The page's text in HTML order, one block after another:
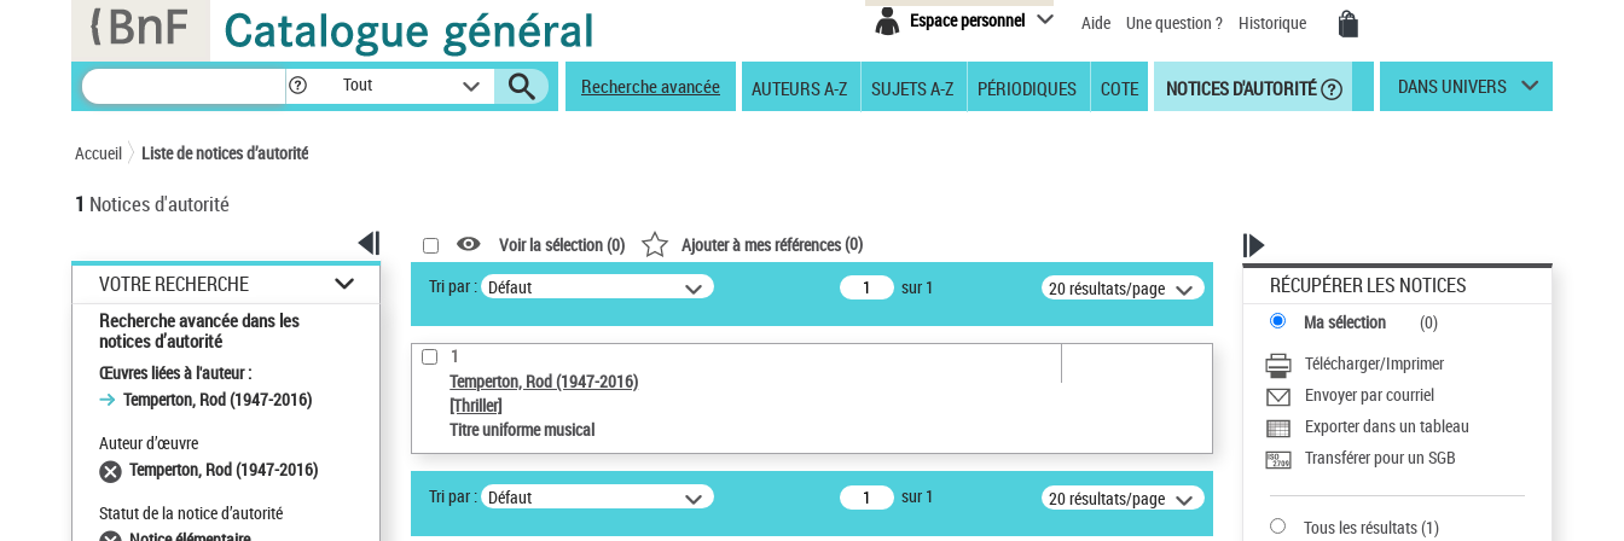
Espace personnel Aide Une question ? Historique
Tout Recherche avancée AUTEURS A-Z SUJETS A-Z PÉRIODIQUES COTE NOTICES D'AUTORITÉ DANS UNIVERS
Accueil Liste de notices d’autorité
1 Notices d'autorité
VOTRE RECHERCHE
Recherche avancée dans les
notices d’autorité
Œuvres liées à l'auteur :
Temperton, Rod (1947-2016)
Auteur d’œuvre
Temperton, Rod (1947-2016)
Statut de la notice d’autorité
Voir la sélection (0) Ajouter à mes références(0)
Tri par : Défaut sur 1 20 résultats/page
1
Temperton, Rod (1947-2016)
[Thriller]
Titre uniforme musical
Tri par : Défaut sur 1 20 résultats/page
RÉCUPÉRER LES NOTICES
Ma sélection (0)
Télécharger/Imprimer
Envoyer par courriel
Exporter dans un tableau
Transférer pour un SGB
Tous les résultats(1)
Panneau de gestion des cookies